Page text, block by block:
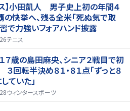
】小田凱人 男子史上初の年間４
快挙へ、残る全米「死ぬ気で取
で力強いフォアハンド披露
テニス
１７歳の島田麻央、シニア２戦目で初
回転半決め８１・８１点「ずっと８
ていた」
ウィンタースポーツ